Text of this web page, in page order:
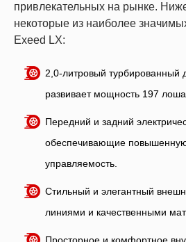
привлекательных на рынке.
некоторые из наиболее
Exeed LX:
2,0-литровый турбированный
развивает мощность 197
Передний и задний
обеспечивающие
управляемость.
Стильный и элегантный
линиями и качественными